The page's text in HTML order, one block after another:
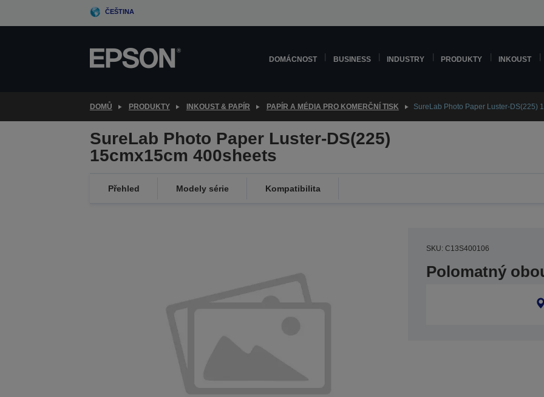
ČEŠTINA
DOMÁCNOST BUSINESS INDUSTRY PRODUKTY INKOUST
DOMŮ PRODUKTY INKOUST & PAPÍR PAPÍR A MÉDIA PRO KOMERČNÍ TISK SureLab Photo Paper Luster-DS(225)
SureLab Photo Paper Luster-DS(225)
15cmx15cm 400sheets
Přehled Modely série Kompatibilita
SKU: C13S400106
Polomatný